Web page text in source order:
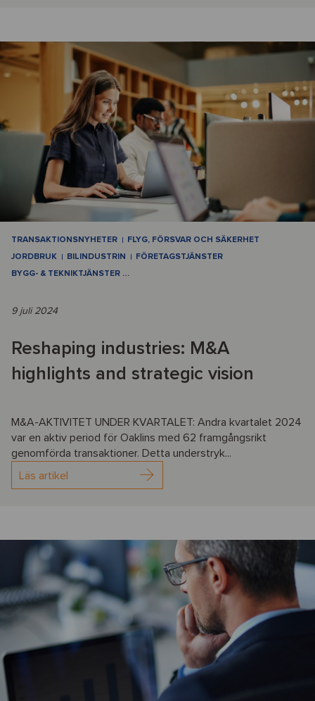
TRANSAKTIONSNYHETER
FLYG, FÖRSVAR OCH SÄKERHET
JORDBRUK
BILINDUSTRIN
FÖRETAGSTJÄNSTER
BYGG- & TEKNIKTJÄNSTER …
9 juli 2024
Reshaping industries: M&A
highlights and strategic vision
M&A-AKTIVITET UNDER KVARTALET: Andra kvartalet 2024
var en aktiv period för Oaklins med 62 framgångsrikt
genomförda transaktioner. Detta understryk...
Läs artikel